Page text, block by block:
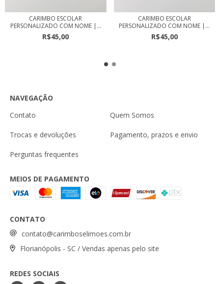
CARIMBO ESCOLAR
PERSONALIZADO COM NOME |...
R$45,00
CARIMBO ESCOLAR
PERSONALIZADO COM NOME |...
R$45,00
NAVEGAÇÃO
Contato
Quem Somos
Trocas e devoluções Pagamento, prazos e envio
Perguntas frequentes
MEIOS DE PAGAMENTO
CONTATO
contato@carimboselimoes.com.br
Florianópolis - SC / Vendas apenas pelo site
REDES SOCIAIS